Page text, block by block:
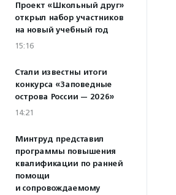
Проект «Школьный друг»
открыл набор участников
на новый учебный год
15:16
Стали известны итоги
конкурса «Заповедные
острова России — 2026»
14:21
Минтруд представил
программы повышения
квалификации по ранней
помощи
и сопровождаемому